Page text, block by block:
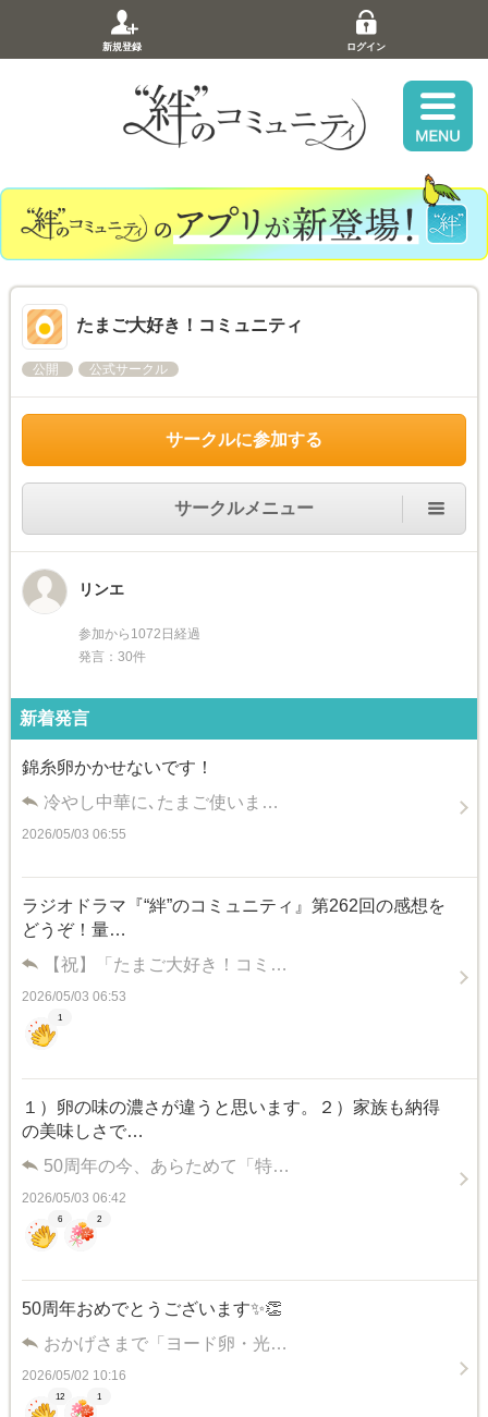
新規登録 ログイン
たまご大好き！コミュニティ
公開 公式サークル
サークルに参加する
サークルメニュー
リンエ
参加から1072日経過
発言：30件
新着発言
錦糸卵かかせないです！
冷やし中華に､たまご使いま…
2026/05/03 06:55
ラジオドラマ『“絆”のコミュニティ』第262回の感想を
どうぞ！量…
【祝】「たまご大好き！コミ…
2026/05/03 06:53
1
１）卵の味の濃さが違うと思います。２）家族も納得
の美味しさで…
50周年の今、あらためて「特…
2026/05/03 06:42
6 2
50周年おめでとうございます✨️👏
おかげさまで「ヨード卵・光…
2026/05/02 10:16
12 1